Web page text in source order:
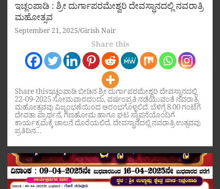
ಇಚ್ಲಂಪಾಡಿ : ಶ್ರೀ ದುರ್ಗಾಪರಮೇಶ್ವರಿ ದೇವಸ್ಥಾನದಲ್ಲಿ ನವರಾತ್ರಿ
ಮಹೋತ್ಸವ
September 21, 2025 Girish Nair
Share this
Share thisಇಚ್ಲಂಪಾಡಿ ಬೀಡಿನ ಶ್ರೀ ದುರ್ಗಾಪರಮೇಶ್ವರಿ ದೇವಸ್ಥಾನದಲ್ಲಿ
22-09-2025 ಸೋಮವಾರದಂದು, ವರ್ಷಂಪ್ರತಿ ನಡೆಯುವಂತೆ ನವರಾತ್ರಿ
ಮಹೋತ್ಸವವು ವಿಜೃಂಭಣೆಯಿಂದ ಆರಂಭಗೊಳ್ಳಲಿದೆ. ಬೆಳಿಗ್ಗೆ 8.00 ಗಂಟೆಗೆ
ದೇವತಾ ಪ್ರಾರ್ಥನೆ, ಗಣಹೋಮ ಹಾಗೂ ಘಟ ಸ್ಥಾಪನೆಯೊಂದಿಗೆ
ಕಾರ್ಯಕ್ರಮಕ್ಕೆ ಚಾಲನೆ ದೊರೆಯಲಿದೆ. ದೇವಸ್ಥಾನದಲ್ಲಿ ನವರಾತ್ರಿ ಉತ್ಸವವು
ಪ್ರತಿದಿನ…